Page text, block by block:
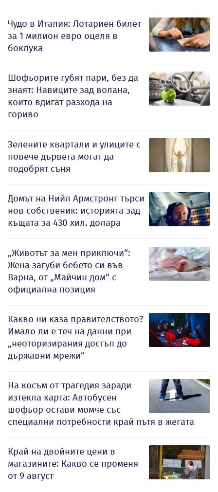
Чудо в Италия: Лотариен билет
за 1 милион евро оцеля в
боклука
Шофьорите губят пари, без да
знаят: Навиците зад волана,
които вдигат разхода на
гориво
Зелените квартали и улиците с
повече дървета могат да
подобрят съня
Домът на Нийл Армстронг търси
нов собственик: историята зад
къщата за 430 хил. долара
„Животът за мен приключи“:
Жена загуби бебето си във
Варна, от „Майчин дом“ с
официална позиция
Какво ни каза правителството?
Имало ли е теч на данни при
„неоторизирания достъп до
държавни мрежи“
На косъм от трагедия заради
изтекла карта: Автобусен
шофьор остави момче със
специални потребности край пътя в жегата
Край на двойните цени в
магазините: Какво се променя
от 9 август